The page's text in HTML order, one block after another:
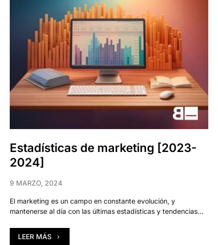
Estadísticas de marketing [2023-
2024]
9 MARZO, 2024
El marketing es un campo en constante evolución, y
mantenerse al día con las últimas estadísticas y tendencias…
LEER MÁS